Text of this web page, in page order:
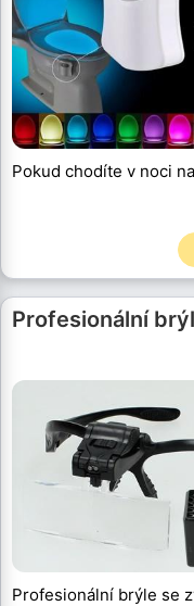
Pokud chodíte v noci
Profesionální
Profesionální brýle se